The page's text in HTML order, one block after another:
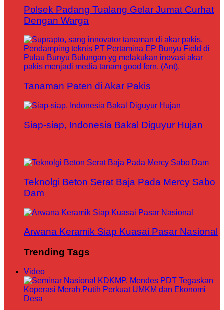
Polsek Padang Tualang Gelar Jumat Curhat
Dengan Warga
Tanaman Paten di Akar Pakis
Siap-siap, Indonesia Bakal Diguyur Hujan
Teknolgi Beton Serat Baja Pada Mercy Sabo
Dam
Arwana Keramik Siap Kuasai Pasar Nasional
Trending Tags
Video